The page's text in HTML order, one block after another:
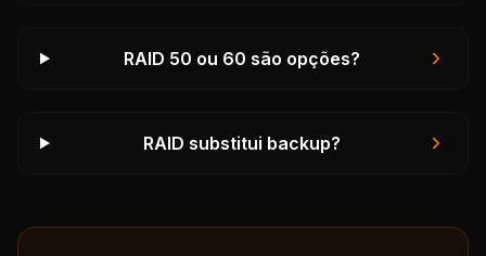
RAID 50 ou 60 são opções?
RAID substitui backup?